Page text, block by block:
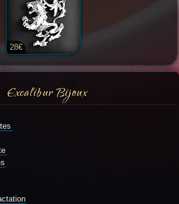
28€
Excalibur Bijoux